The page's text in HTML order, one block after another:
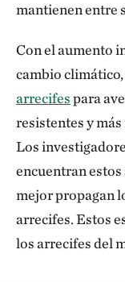
mantienen entre
Con el aumento
cambio
arrecifespara
resistentes y
Los
encuentran estos
mejor propagan
arrecifes. Estos
los arrecifes del